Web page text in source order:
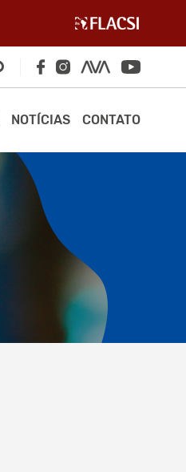
NOTÍCIAS CONTATO